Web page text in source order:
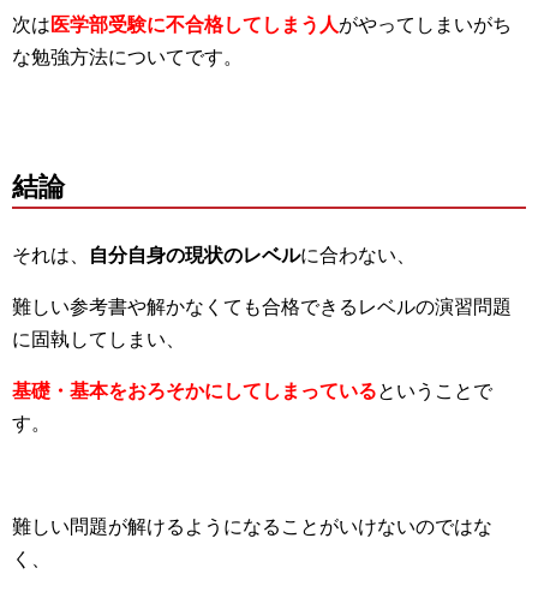
次は 医学部受験に不合格してしまう人がやってしまいがち
な勉強方法についてです。
結論
それは、 自分自身の現状のレベルに合わない、
難しい参考書や解かなくても合格できるレベルの演習問題
に固執してしまい、
基礎・基本をおろそかにしてしまっているということで
す。
難しい問題が解けるようになることがいけないのではな
く、